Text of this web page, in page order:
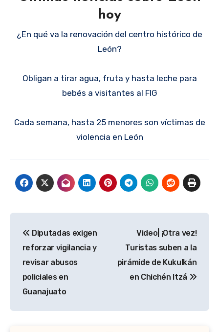
hoy
¿En qué va la renovación del centro histórico de
León?
Obligan a tirar agua, fruta y hasta leche para
bebés a visitantes al FIG
Cada semana, hasta 25 menores son víctimas de
violencia en León
de
entradas
Diputadas exigen
reforzar vigilancia y
revisar abusos
policiales en
Guanajuato
Video| ¡Otra vez!
Turistas suben a la
pirámide de Kukulkán
en Chichén Itzá